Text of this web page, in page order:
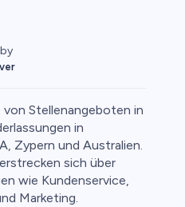
Stellenangeboten in
in
Zypern und Australien.
sich über
wie Kundenservice,
Marketing.